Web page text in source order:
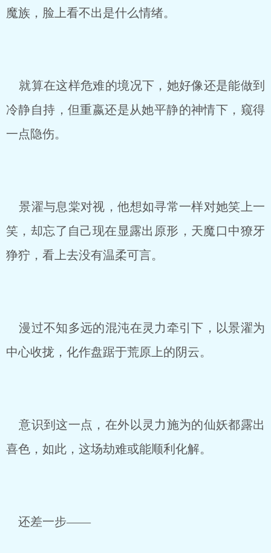
魔族，脸上看不出是什么情绪。
就算在这样危难的境况下，她好像还是能做到
冷静自持，但重嬴还是从她平静的神情下，窥得
一点隐伤。
景濯与息棠对视，他想如寻常一样对她笑上一
笑，却忘了自己现在显露出原形，天魔口中獠牙
狰狞，看上去没有温柔可言。
漫过不知多远的混沌在灵力牵引下，以景濯为
中心收拢，化作盘踞于荒原上的阴云。
意识到这一点，在外以灵力施为的仙妖都露出
喜色，如此，这场劫难或能顺利化解。
还差一步——